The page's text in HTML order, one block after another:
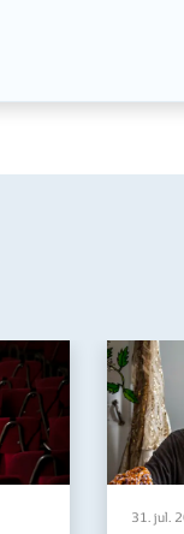
31. jul.